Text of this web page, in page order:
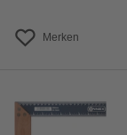
Merken